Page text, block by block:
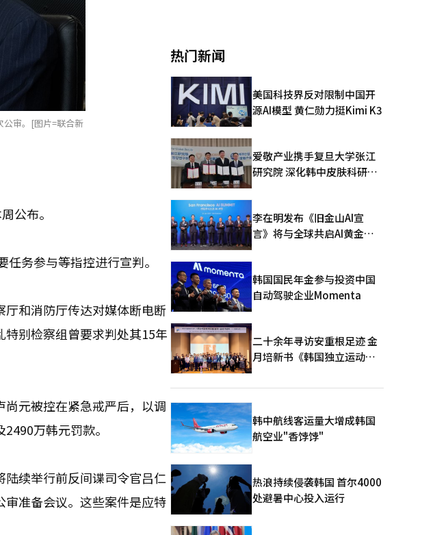
公审。[图片=联合新
公布。
务参与等指控进行宣判。
和消防厅传达对媒体断电断
别检察组曾要求判处其15年
元被控在紧急戒严后，以调
万韩元罚款。
续举行前反间谍司令官吕仁
准备会议。这些案件是应特
热门新闻
美国科技界反对限制中国开
源AI模型 黄仁勋力挺Kimi K3
爱敬产业携手复旦大学张江
研究院 深化韩中皮肤科研合
李在明发布《旧金山AI宣
言》将与全球共启AI黄金时
韩国国民年金参与投资中国
自动驾驶企业Momenta
二十余年寻访安重根足迹 金
月培新书《韩国独立运动圣
版
韩中航线客运量大增成韩国
航空业"香饽饽"
热浪持续侵袭韩国 首尔4000
处避暑中心投入运行